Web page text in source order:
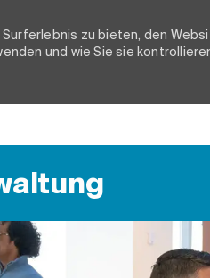
zu bieten, den
und wie Sie sie